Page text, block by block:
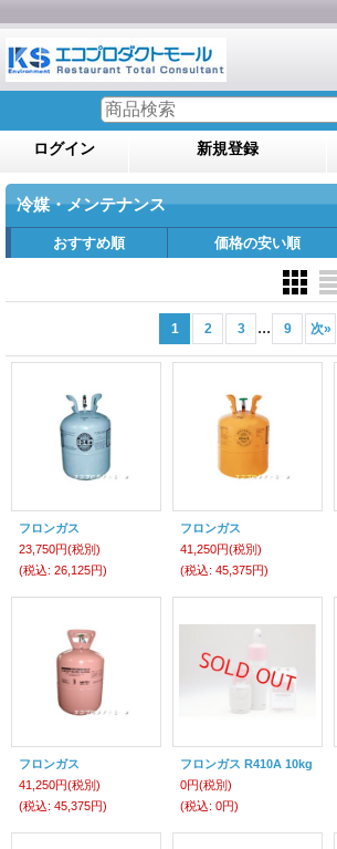
ログイン 新規登録
冷媒・メンテナンス
おすすめ順 価格の安い順
1 2 3 ... 9 次»
フロンガス
23,750円(税別)
(税込: 26,125円)
フロンガス
41,250円(税別)
(税込: 45,375円)
フロンガス
41,250円(税別)
(税込: 45,375円)
フロンガス R410A 10kg
0円(税別)
(税込: 0円)